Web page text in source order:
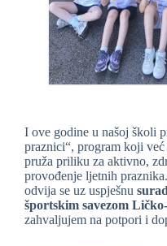
I ove godine u našoj školi
praznici“, program koji
pruža priliku za aktivno,
provođenje ljetnih
odvija se uz uspješnu
športskim savezom
zahvaljujem na potpori i